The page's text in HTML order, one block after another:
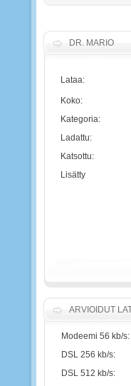
DR. MARIO
Lataa:
Koko:
Kategoria:
Ladattu:
Katsottu:
Lisätty
ARVIOIDUT
Modeemi 56 kb/s:
DSL 256 kb/s:
DSL 512 kb/s: